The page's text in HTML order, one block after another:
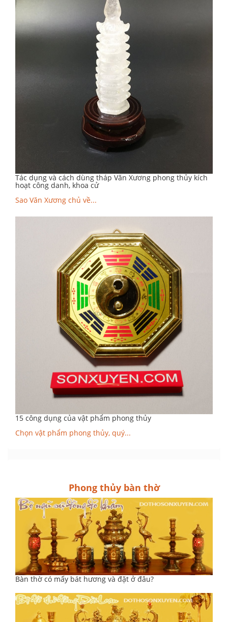
Tác dụng và cách dùng tháp Văn Xương phong thủy kích
hoạt công danh, khoa cử
Sao Văn Xương chủ về...
15 công dụng của vật phẩm phong thủy
Chọn vật phẩm phong thủy, quý...
Phong thủy bàn thờ
Bàn thờ có mấy bát hương và đặt ở đâu?